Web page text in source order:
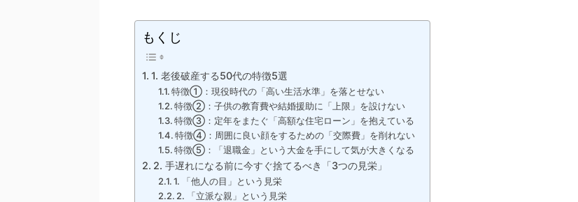
もくじ
1. 老後破産する50代の特徴5選
特徴①：現役時代の「高い生活水準」を落とせない
特徴②：子供の教育費や結婚援助に「上限」を設けない
特徴③：定年をまたぐ「高額な住宅ローン」を抱えている
特徴④：周囲に良い顔をするための「交際費」を削れない
特徴⑤：「退職金」という大金を手にして気が大きくなる
2. 手遅れになる前に今すぐ捨てるべき「3つの見栄」
1. 「他人の目」という見栄
2. 「立派な親」という見栄